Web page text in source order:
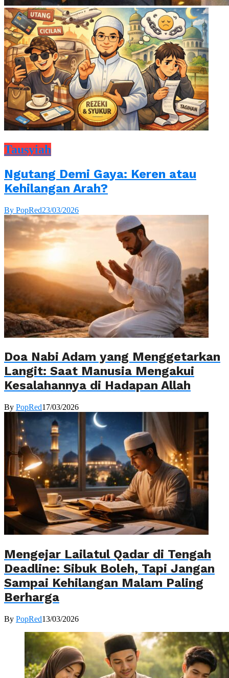
Tausyiah
Ngutang Demi Gaya: Keren atau
Kehilangan Arah?
By PopRed23/03/2026
Doa Nabi Adam yang Menggetarkan
Langit: Saat Manusia Mengakui
Kesalahannya di Hadapan Allah
By PopRed17/03/2026
Mengejar Lailatul Qadar di Tengah
Deadline: Sibuk Boleh, Tapi Jangan
Sampai Kehilangan Malam Paling
Berharga
By PopRed13/03/2026